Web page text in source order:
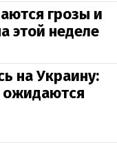
грозы и
этой неделе
на Украину:
ожидаются